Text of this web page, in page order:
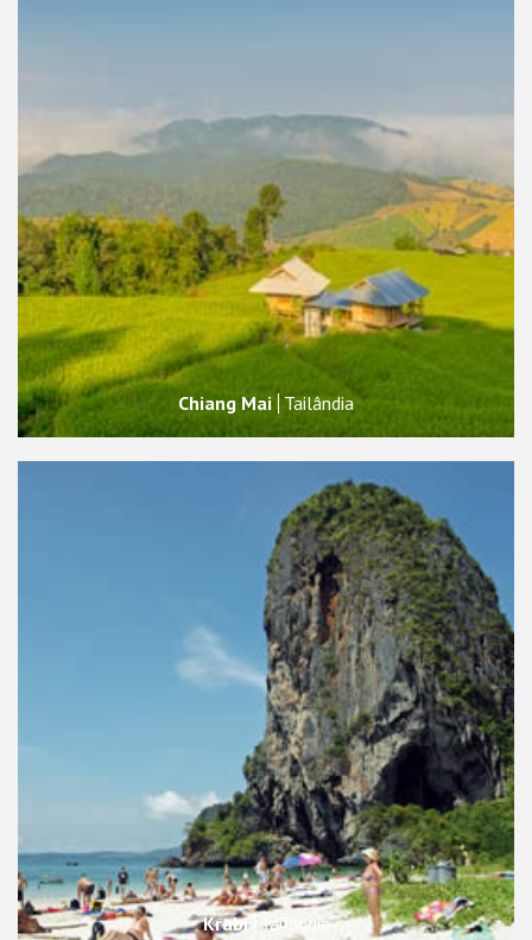
Chiang Mai Tailândia
Krabi Tailândia